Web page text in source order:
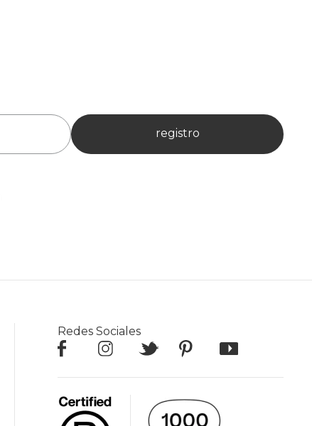
registro
Redes Sociales